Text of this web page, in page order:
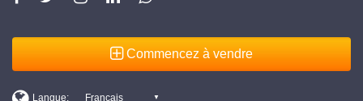
Commencez à vendre